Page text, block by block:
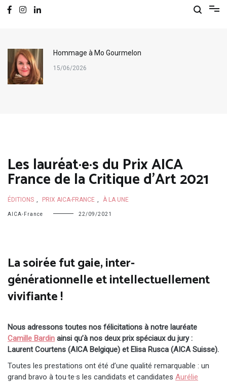
Hommage à Mo Gourmelon
15/06/2026
Les lauréat·e·s du Prix AICA
France de la Critique d’Art 2021
ÉDITIONS PRIX AICA-FRANCE À LA UNE
AICA-France 22/09/2021
La soirée fut gaie, inter-
générationnelle et intellectuellement
vivifiante !
Nous adressons toutes nos félicitations à notre lauréate
Camille Bardin ainsi qu’à nos deux prix spéciaux du jury :
Laurent Courtens (AICA Belgique) et Elisa Rusca (AICA Suisse).
Toutes les prestations ont été d’une qualité remarquable : un
grand bravo à tou·te·s les candidats et candidates Aurélie